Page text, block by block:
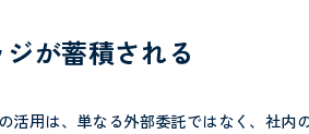
が蓄積される
活用は、単なる外部委託ではなく、社内